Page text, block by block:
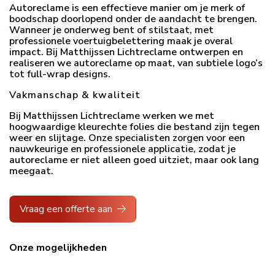
Autoreclame is een effectieve manier om je merk of
boodschap doorlopend onder de aandacht te brengen.
Wanneer je onderweg bent of stilstaat, met
professionele voertuigbelettering maak je overal
impact. Bij Matthijssen Lichtreclame ontwerpen en
realiseren we autoreclame op maat, van subtiele logo’s
tot full-wrap designs.
Vakmanschap & kwaliteit
Bij Matthijssen Lichtreclame werken we met
hoogwaardige kleurechte folies die bestand zijn tegen
weer en slijtage. Onze specialisten zorgen voor een
nauwkeurige en professionele applicatie, zodat je
autoreclame er niet alleen goed uitziet, maar ook lang
meegaat.
Vraag een offerte aan
Onze mogelijkheden